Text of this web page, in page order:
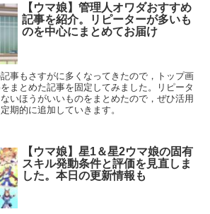
【ウマ娘】管理人オワダおすすめ
記事を紹介。リピーターが多いも
のを中心にまとめてお届け
事もさすがに多くなってきたので，トップ画
まとめた記事を固定してみました。リピータ
いほうがいいものをまとめたので，ぜひ活用
期的に追加していきます。
【ウマ娘】星1＆星2ウマ娘の固有
スキル発動条件と評価を見直しま
した。本日の更新情報も